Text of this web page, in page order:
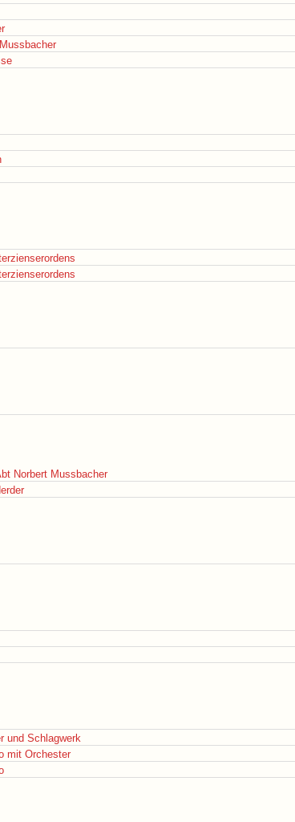
Norbert Mussbacher
und Schlagwerk
mit Orchester